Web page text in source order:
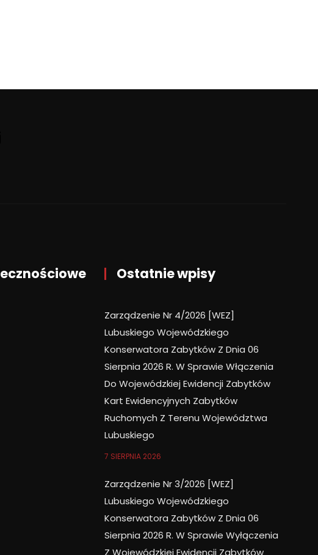
Ostatnie wpisy
Zarządzenie Nr 4/2026 [WEZ]
Lubuskiego Wojewódzkiego
Konserwatora Zabytków Z Dnia 06
Sierpnia 2026 R. W Sprawie Włączenia
Do Wojewódzkiej Ewidencji Zabytków
Kart Ewidencyjnych Zabytków
Ruchomych Z Terenu Województwa
Lubuskiego
7 SIERPNIA 2026
Zarządzenie Nr 3/2026 [WEZ]
Lubuskiego Wojewódzkiego
Konserwatora Zabytków Z Dnia 06
Sierpnia 2026 R. W Sprawie Wyłączenia
Z Wojewódzkiej Ewidencji Zabytków